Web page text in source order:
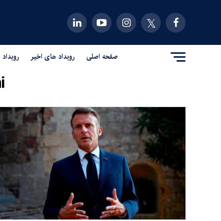
صفحه اصلی رویداد های اخیر